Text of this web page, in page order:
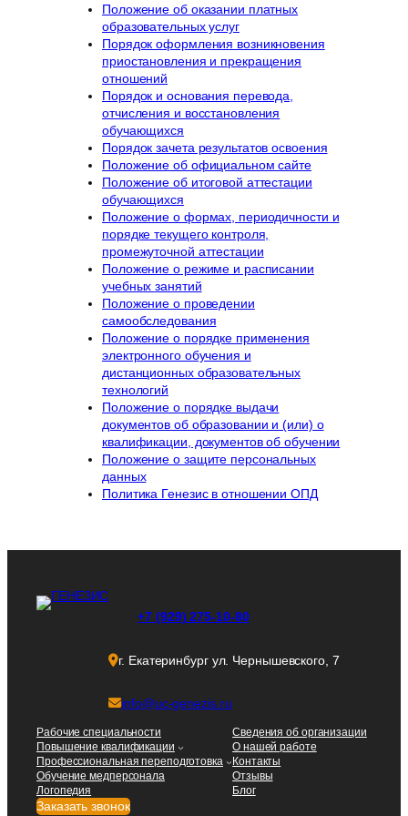
Положение об оказании платных
образовательных услуг
Порядок оформления возникновения
приостановления и прекращения
отношений
Порядок и основания перевода,
отчисления и восстановления
обучающихся
Порядок зачета результатов освоения
Положение об официальном сайте
Положение об итоговой аттестации
обучающихся
Положение о формах, периодичности и
порядке текущего контроля,
промежуточной аттестации
Положение о режиме и расписании
учебных занятий
Положение о проведении
самообследования
Положение о порядке применения
электронного обучения и
дистанционных образовательных
технологий
Положение о порядке выдачи
документов об образовании и (или) о
квалификации, документов об обучении
Положение о защите персональных
данных
Политика Генезис в отношении ОПД
+7 (929) 275-10-80
г. Екатеринбург ул. Чернышевского, 7
info@uc-genezis.ru
Рабочие специальности
Повышение квалификации
Профессиональная переподготовка
Обучение медперсонала
Логопедия
Сведения об организации
О нашей работе
Контакты
Отзывы
Блог
Заказать звонок